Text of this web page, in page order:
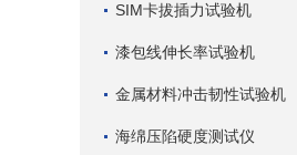
SIM卡拔插力试验机
漆包线伸长率试验机
金属材料冲击韧性试验机
海绵压陷硬度测试仪